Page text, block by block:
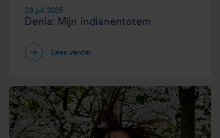
28 juli 2025
Denia: Mijn indianentotem
Lees verder